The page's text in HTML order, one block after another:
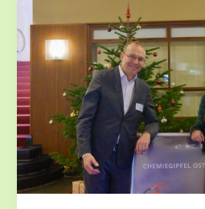
–
BÜNDNISGRÜNE
fordern
dringende
Reform
des
Waldgesetzes